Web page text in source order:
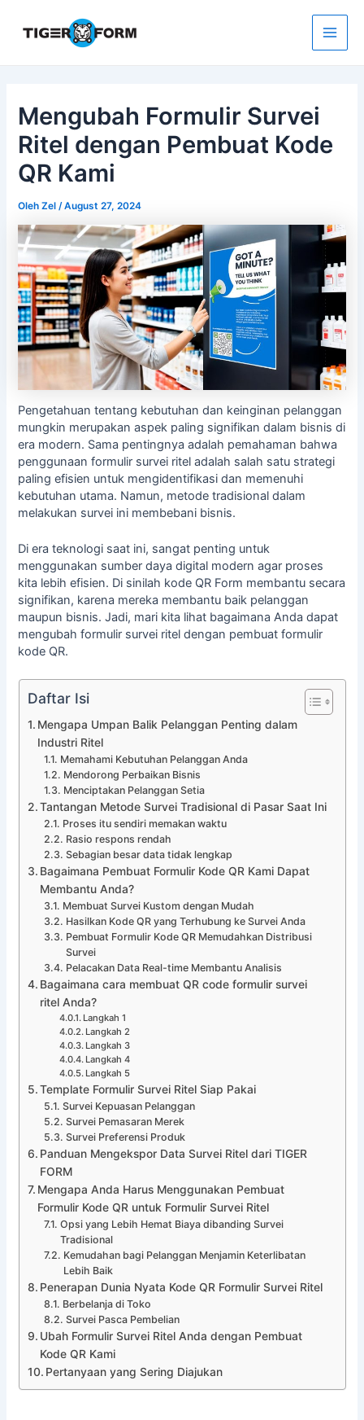
konten
Main
Mengubah Formulir Survei
Ritel dengan Pembuat Kode
QR Kami
OlehZel/August 27, 2024
Pengetahuan tentang kebutuhan dan keinginan pelanggan
mungkin merupakan aspek paling signifikan dalam bisnis di
era modern. Sama pentingnya adalah pemahaman bahwa
penggunaan formulir survei ritel adalah salah satu strategi
paling efisien untuk mengidentifikasi dan memenuhi
kebutuhan utama. Namun, metode tradisional dalam
melakukan survei ini membebani bisnis.
Di era teknologi saat ini, sangat penting untuk
menggunakan sumber daya digital modern agar proses
kita lebih efisien. Di sinilah kode QR Form membantu secara
signifikan, karena mereka membantu baik pelanggan
maupun bisnis. Jadi, mari kita lihat bagaimana Anda dapat
mengubah formulir survei ritel dengan pembuat formulir
kode QR.
Daftar Isi
Mengapa Umpan Balik Pelanggan Penting dalam
Industri Ritel
Memahami Kebutuhan Pelanggan Anda
Mendorong Perbaikan Bisnis
Menciptakan Pelanggan Setia
Tantangan Metode Survei Tradisional di Pasar Saat Ini
Proses itu sendiri memakan waktu
Rasio respons rendah
Sebagian besar data tidak lengkap
Bagaimana Pembuat Formulir Kode QR Kami Dapat
Membantu Anda?
Membuat Survei Kustom dengan Mudah
Hasilkan Kode QR yang Terhubung ke Survei Anda
Pembuat Formulir Kode QR Memudahkan Distribusi
Survei
Pelacakan Data Real-time Membantu Analisis
Bagaimana cara membuat QR code formulir survei
ritel Anda?
Langkah 1
Langkah 2
Langkah 3
Langkah 4
Langkah 5
Template Formulir Survei Ritel Siap Pakai
Survei Kepuasan Pelanggan
Survei Pemasaran Merek
Survei Preferensi Produk
Panduan Mengekspor Data Survei Ritel dari TIGER
FORM
Mengapa Anda Harus Menggunakan Pembuat
Formulir Kode QR untuk Formulir Survei Ritel
Opsi yang Lebih Hemat Biaya dibanding Survei
Tradisional
Kemudahan bagi Pelanggan Menjamin Keterlibatan
Lebih Baik
Penerapan Dunia Nyata Kode QR Formulir Survei Ritel
Berbelanja di Toko
Survei Pasca Pembelian
Ubah Formulir Survei Ritel Anda dengan Pembuat
Kode QR Kami
Pertanyaan yang Sering Diajukan